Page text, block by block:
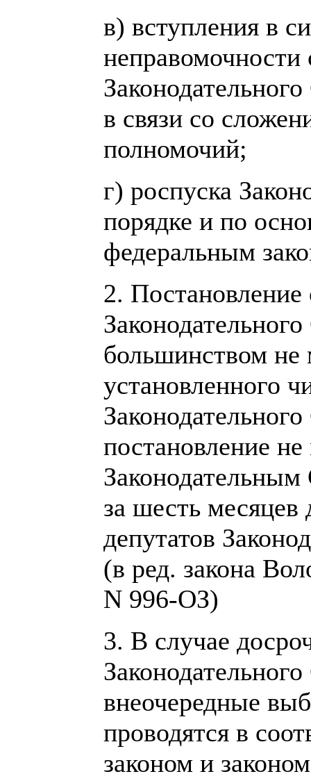
в) вступления в
неправомочности
в связи со
полномочий;
г) роспуска
порядке и по
федеральным
2. Постановление
большинством не
установленного
постановление
за шесть месяцев
депутатов
(в ред. закона
N 996-ОЗ)
3. В случае
внеочередные
проводятся в
законом и